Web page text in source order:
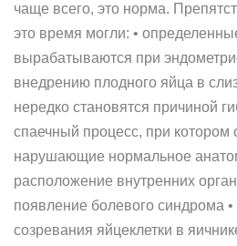
чаще всего, это норма.
это время могли: •
вырабатываются при
внедрению плодного яйца в
нередко становятся причиной
спаечный процесс, при котором
нарушающие нормальное
расположение внутренних
появление болевого синдрома
созревания яйцеклетки в